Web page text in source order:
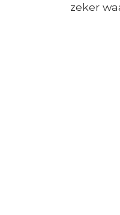
zeker